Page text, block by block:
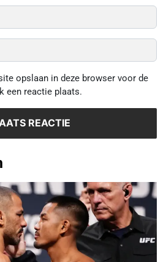
opslaan in deze browser voor de
een reactie plaats.